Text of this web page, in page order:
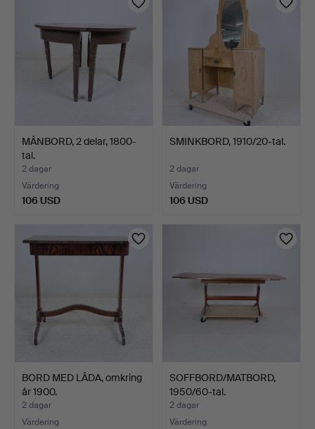
MÅNBORD, 2 delar, 1800-
tal.
2 dagar
Värdering
106 USD
SMINKBORD, 1910/20-tal.
2 dagar
Värdering
106 USD
BORD MED LÅDA, omkring
år 1900.
2 dagar
Värdering
SOFFBORD/MATBORD,
1950/60-tal.
2 dagar
Värdering